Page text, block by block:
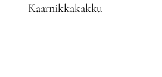
Kaarnikkakakku